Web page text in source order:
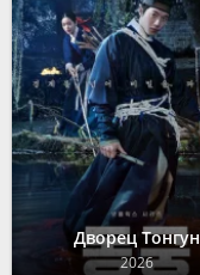
Дворец Тонгун
2026